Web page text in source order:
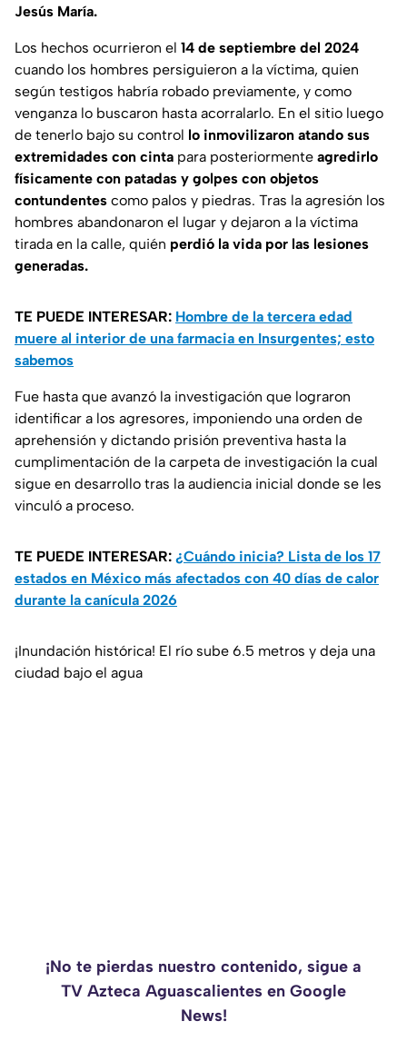
Jesús María.
Los hechos ocurrieron el 14 de septiembre del 2024
cuando los hombres persiguieron a la víctima, quien
según testigos habría robado previamente, y como
venganza lo buscaron hasta acorralarlo. En el sitio luego
de tenerlo bajo su control lo inmovilizaron atando sus
extremidades con cinta para posteriormente agredirlo
físicamente con patadas y golpes con objetos
contundentes como palos y piedras. Tras la agresión los
hombres abandonaron el lugar y dejaron a la víctima
tirada en la calle, quién perdió la vida por las lesiones
generadas.
TE PUEDE INTERESAR: Hombre de la tercera edad
muere al interior de una farmacia en Insurgentes; esto
sabemos
Fue hasta que avanzó la investigación que lograron
identificar a los agresores, imponiendo una orden de
aprehensión y dictando prisión preventiva hasta la
cumplimentación de la carpeta de investigación la cual
sigue en desarrollo tras la audiencia inicial donde se les
vinculó a proceso.
TE PUEDE INTERESAR: ¿Cuándo inicia? Lista de los 17
estados en México más afectados con 40 días de calor
durante la canícula 2026
¡Inundación histórica! El río sube 6.5 metros y deja una
ciudad bajo el agua
¡No te pierdas nuestro contenido, sigue a
TV Azteca Aguascalientes en Google
News!